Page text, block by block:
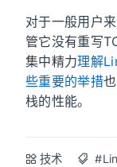
对于一般用户
管它没有重写
集中精力理解
些重要的举措
栈的性能。
技术